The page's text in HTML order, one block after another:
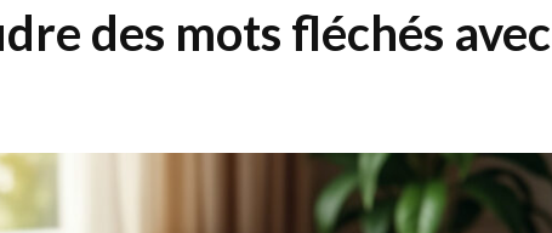
des mots fléchés avec